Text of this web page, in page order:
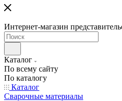
Интернет-магазин
Каталог
По всему сайту
По каталогу
Каталог
Сварочные материалы